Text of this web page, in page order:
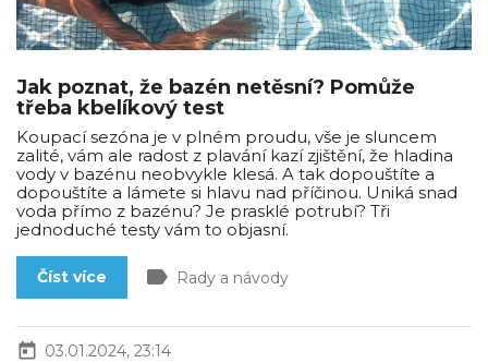
Jak poznat, že bazén netěsní? Pomůže
třeba kbelíkový test
Koupací sezóna je v plném proudu, vše je sluncem
zalité, vám ale radost z plavání kazí zjištění, že hladina
vody v bazénu neobvykle klesá. A tak dopouštíte a
dopouštíte a lámete si hlavu nad příčinou. Uniká snad
voda přímo z bazénu? Je prasklé potrubí? Tři
jednoduché testy vám to objasní.
Číst více label Rady a návody
today 03.01.2024, 23:14